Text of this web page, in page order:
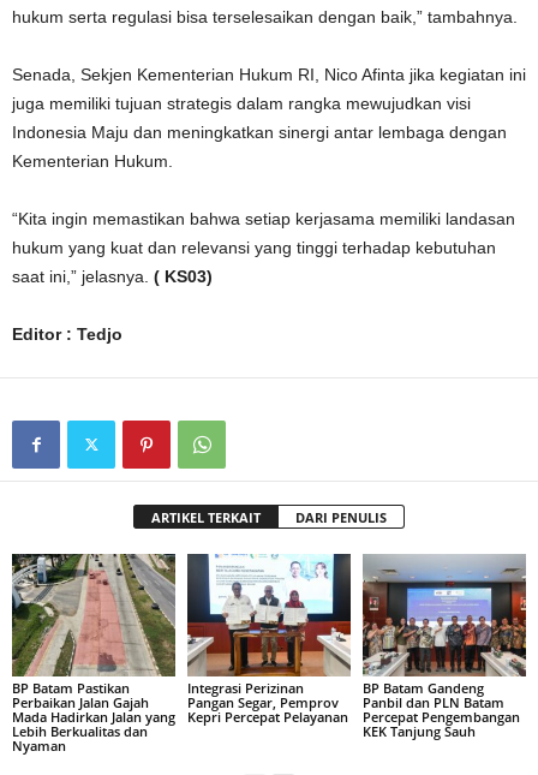
hukum serta regulasi bisa terselesaikan dengan baik,” tambahnya.
Senada, Sekjen Kementerian Hukum RI, Nico Afinta jika kegiatan ini
juga memiliki tujuan strategis dalam rangka mewujudkan visi
Indonesia Maju dan meningkatkan sinergi antar lembaga dengan
Kementerian Hukum.
“Kita ingin memastikan bahwa setiap kerjasama memiliki landasan
hukum yang kuat dan relevansi yang tinggi terhadap kebutuhan
saat ini,” jelasnya. ( KS03)
Editor : Tedjo
ARTIKEL TERKAIT DARI PENULIS
BP Batam Pastikan
Perbaikan Jalan Gajah
Mada Hadirkan Jalan yang
Lebih Berkualitas dan
Nyaman
Integrasi Perizinan
Pangan Segar, Pemprov
Kepri Percepat Pelayanan
BP Batam Gandeng
Panbil dan PLN Batam
Percepat Pengembangan
KEK Tanjung Sauh